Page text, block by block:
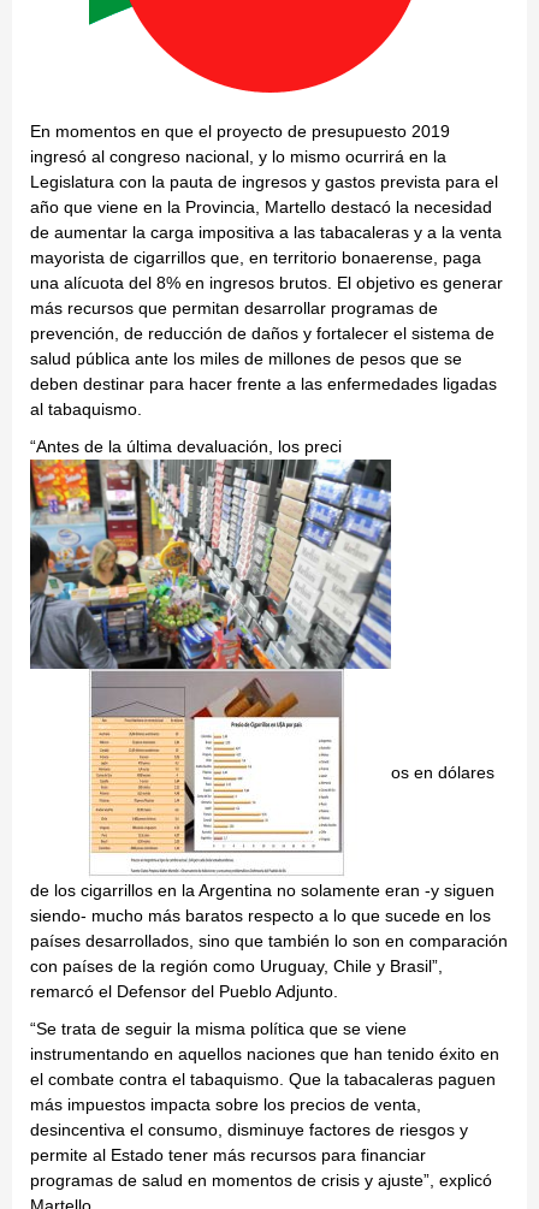
En momentos en que el proyecto de presupuesto 2019
ingresó al congreso nacional, y lo mismo ocurrirá en la
Legislatura con la pauta de ingresos y gastos prevista para el
año que viene en la Provincia, Martello destacó la necesidad
de aumentar la carga impositiva a las tabacaleras y a la venta
mayorista de cigarrillos que, en territorio bonaerense, paga
una alícuota del 8% en ingresos brutos. El objetivo es generar
más recursos que permitan desarrollar programas de
prevención, de reducción de daños y fortalecer el sistema de
salud pública ante los miles de millones de pesos que se
deben destinar para hacer frente a las enfermedades ligadas
al tabaquismo.
“Antes de la última devaluación, los preci
os en dólares
de los cigarrillos en la Argentina no solamente eran -y siguen
siendo- mucho más baratos respecto a lo que sucede en los
países desarrollados, sino que también lo son en comparación
con países de la región como Uruguay, Chile y Brasil”,
remarcó el Defensor del Pueblo Adjunto.
“Se trata de seguir la misma política que se viene
instrumentando en aquellos naciones que han tenido éxito en
el combate contra el tabaquismo. Que la tabacaleras paguen
más impuestos impacta sobre los precios de venta,
desincentiva el consumo, disminuye factores de riesgos y
permite al Estado tener más recursos para financiar
programas de salud en momentos de crisis y ajuste”, explicó